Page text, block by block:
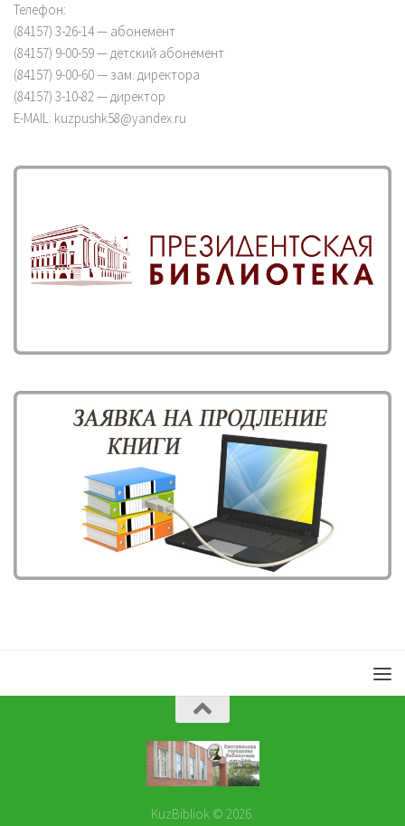
Телефон:
(84157) 3-26-14 — абонемент
(84157) 9-00-59 — детский абонемент
(84157) 9-00-60 — зам. директора
(84157) 3-10-82 — директор
E-MAIL: kuzpushk58@yandex.ru
KuzBibliok © 2026.